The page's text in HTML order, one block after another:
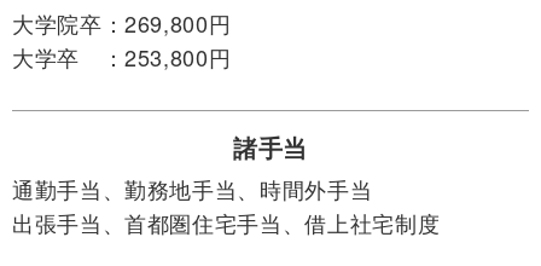
大学院卒：269,800円
大学卒 ：253,800円
諸手当
通勤手当、勤務地手当、時間外手当
出張手当、首都圏住宅手当、借上社宅制度